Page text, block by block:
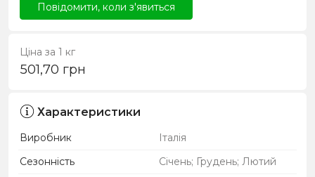
Повідомити, коли з'явиться
Ціна за 1 кг
501,70 грн
Характеристики
Виробник
Італія
Сезонність
Січень; Грудень; Лютий